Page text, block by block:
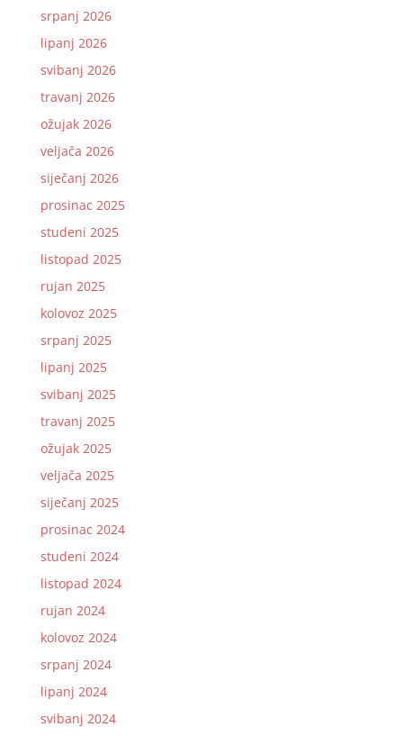
srpanj 2026
lipanj 2026
svibanj 2026
travanj 2026
ožujak 2026
veljača 2026
siječanj 2026
prosinac 2025
studeni 2025
listopad 2025
rujan 2025
kolovoz 2025
srpanj 2025
lipanj 2025
svibanj 2025
travanj 2025
ožujak 2025
veljača 2025
siječanj 2025
prosinac 2024
studeni 2024
listopad 2024
rujan 2024
kolovoz 2024
srpanj 2024
lipanj 2024
svibanj 2024